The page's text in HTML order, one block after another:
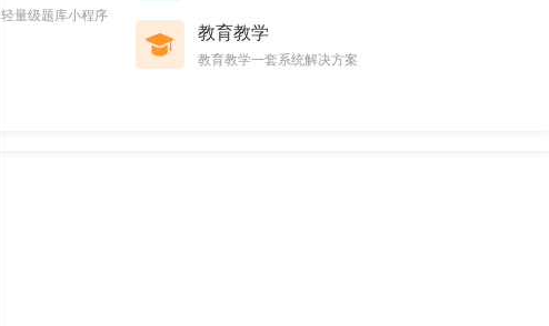
轻量级题库小程序
教育教学
教育教学一套系统解决方案